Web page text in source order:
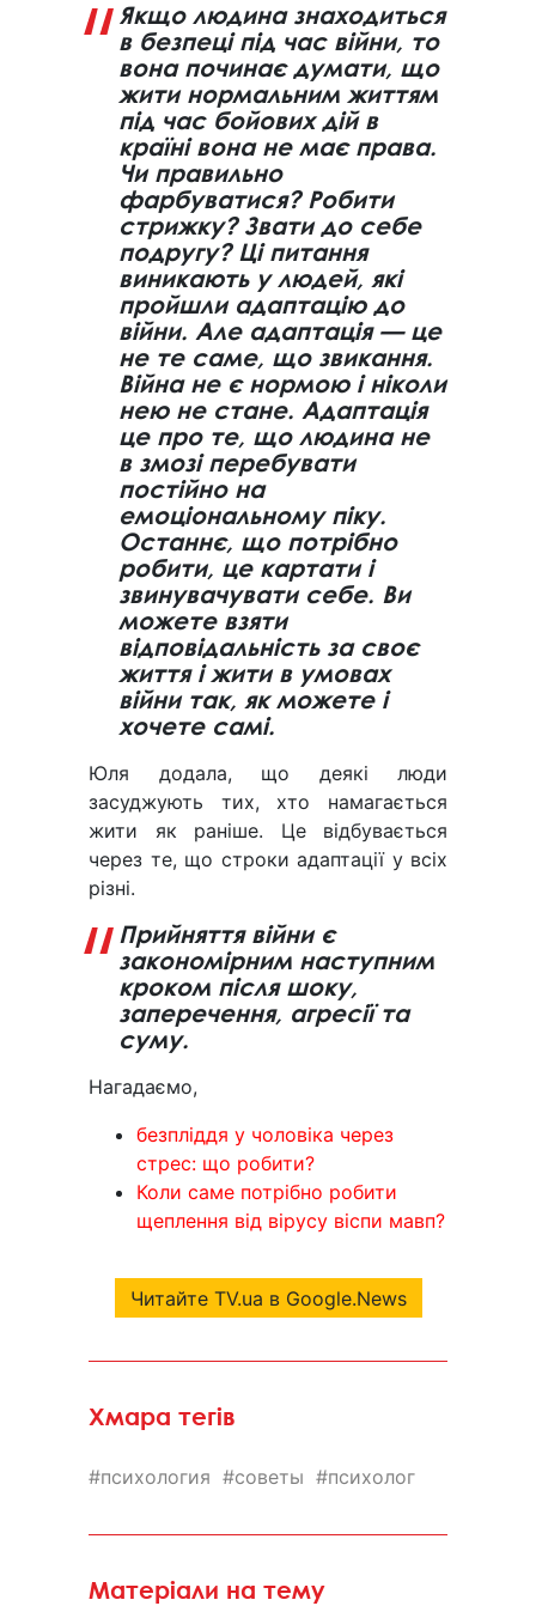
Якщо людина знаходиться
в безпеці під час війни, то
вона починає думати, що
жити нормальним життям
під час бойових дій в
країні вона не має права.
Чи правильно
фарбуватися? Робити
стрижку? Звати до себе
подругу? Ці питання
виникають у людей, які
пройшли адаптацію до
війни. Але адаптація — це
не те саме, що звикання.
Війна не є нормою і ніколи
нею не стане. Адаптація
це про те, що людина не
в змозі перебувати
постійно на
емоціональному піку.
Останнє, що потрібно
робити, це картати і
звинувачувати себе. Ви
можете взяти
відповідальність за своє
життя і жити в умовах
війни так, як можете і
хочете самі.
Юля додала, що деякі люди
засуджують тих, хто намагається
жити як раніше. Це відбувається
через те, що строки адаптації у всіх
різні.
Прийняття війни є
закономірним наступним
кроком після шоку,
заперечення, агресії та
суму.
Нагадаємо,
безпліддя у чоловіка через
стрес: що робити?
Коли саме потрібно робити
щеплення від вірусу віспи мавп?
Читайте TV.ua в Google.News
Хмара тегів
психология советы психолог
Матеріали на тему